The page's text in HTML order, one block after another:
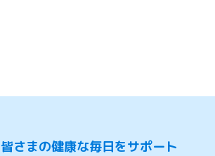
皆さまの健康な毎日をサポート